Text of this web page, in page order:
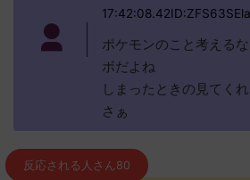
17:42:08.42ID:ZFS63SEla
ポケモンのこと考える
ボだよね
しまったときの見てく
さぁ
反応される人さん80